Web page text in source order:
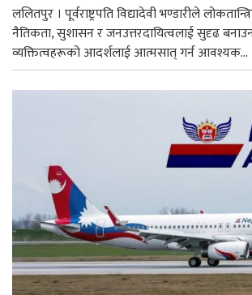
ललितपुर । पूर्वराष्ट्रपति विद्यादेवी भण्डारीले
नैतिकता, सुशासन र जनउत्तरदायित्वलाई सुदृढ
व्यक्तित्वहरूको आदर्शलाई आत्मसात् गर्न आवश्यक...